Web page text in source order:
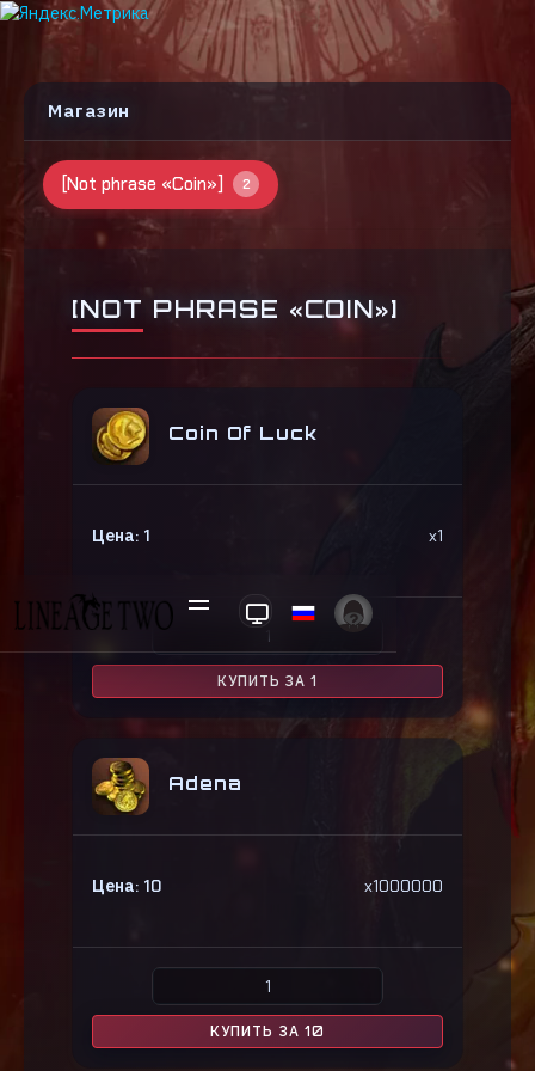
Магазин
[Not phrase «Coin»] 2
[NOT PHRASE «COIN»]
Coin Of Luck
Цена: 1 x1
КУПИТЬ ЗА 1
Adena
Цена: 10 x1000000
КУПИТЬ ЗА 10